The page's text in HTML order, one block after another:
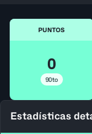
PUNTOS
0
90to
Estadísticas